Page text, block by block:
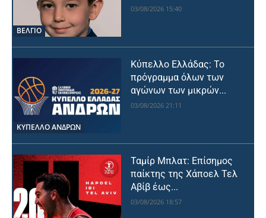
ΒΕΛΓΙΟ
03/08/2026 15:40
ΚΥΠΕΛΛΟ ΑΝΔΡΩΝ
Κύπελλο Ελλάδας: Το
πρόγραμμα όλων των
αγώνων των μικρών...
03/08/2026 21:11
Ταμίρ Μπλατ: Επίσημος
παίκτης της Χάποελ Τελ
Αβίβ έως...
03/08/2026 18:57